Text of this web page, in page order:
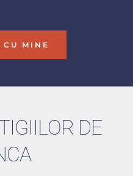
CU MINE
DE